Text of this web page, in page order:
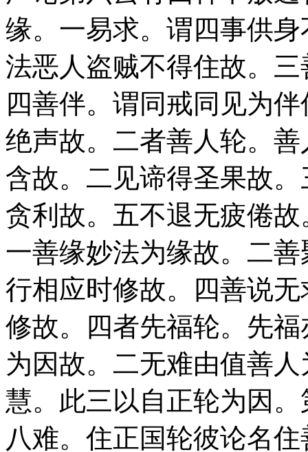
缘。一易求。谓四事供
法恶人盗贼不得住故。
四善伴。谓同戒同见为
绝声故。二者善人轮。
含故。二见谛得圣果故
贪利故。五不退无疲倦
一善缘妙法为缘故。二
行相应时修故。四善说
修故。四者先福轮。先
为因故。二无难由值善
慧。此三以自正轮为因
八难。住正国轮彼论名